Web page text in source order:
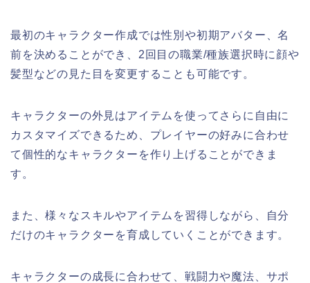
最初のキャラクター作成では性別や初期アバター、名
前を決めることができ、2回目の職業/種族選択時に顔や
髪型などの見た目を変更することも可能です。
キャラクターの外見はアイテムを使ってさらに自由に
カスタマイズできるため、プレイヤーの好みに合わせ
て個性的なキャラクターを作り上げることができま
す。
また、様々なスキルやアイテムを習得しながら、自分
だけのキャラクターを育成していくことができます。
キャラクターの成長に合わせて、戦闘力や魔法、サポ